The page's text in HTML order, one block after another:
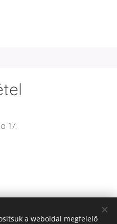
17.
a weboldal megfelelő